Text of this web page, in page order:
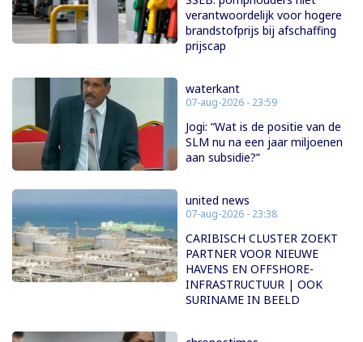
verantwoordelijk voor hogere
brandstofprijs bij afschaffing
prijscap
waterkant
07-aug-2026 - 23:59
Jogi: “Wat is de positie van de
SLM nu na een jaar miljoenen
aan subsidie?”
united news
07-aug-2026 - 23:38
CARIBISCH CLUSTER ZOEKT
PARTNER VOOR NIEUWE
HAVENS EN OFFSHORE-
INFRASTRUCTUUR | OOK
SURINAME IN BEELD